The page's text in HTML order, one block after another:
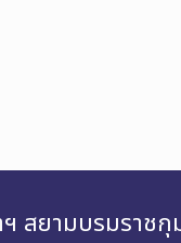
สยามบรมราชกุ